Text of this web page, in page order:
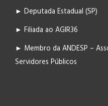
► Deputada Estadual (SP)
► Filiada ao AGIR36
► Membro da ANDESP –
Servidores Públicos